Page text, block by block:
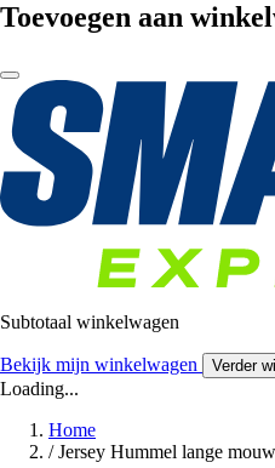
Toevoegen aan
Subtotaal winkelwagen
Bekijk mijn winkelwagen Verder
Loading...
Home
/ Jersey Hummel lange